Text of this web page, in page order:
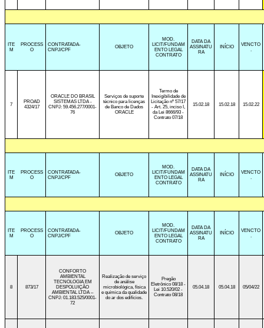
ITE
M
PROCESS
O
CONTRATADA-
CNPJ/CPF
OBJETO
MOD.
LICIT/FUNDAM
ENTO LEGAL
CONTRATO
DATA DA
ASSINATU
RA
INÍCIO
VENCTO
.
7
PROAD
4324/17
ORACLE DO BRASIL
SISTEMAS LTDA -
CNPJ: 59.456.277/0001-
76
Serviços de suporte
técnico para licenças
de Banco de Dados
ORACLE
Termo de
Inexigibilidade de
Licitação nº 57/17
- Art. 25, inciso I,
da Lei 8666/93 -
Contrato 07/18
15.02.18 15.02.18 15.02.22
ITE
M
PROCESS
O
CONTRATADA-
CNPJ/CPF
OBJETO
MOD.
LICIT/FUNDAM
ENTO LEGAL
CONTRATO
DATA DA
ASSINATU
RA
INÍCIO
VENCTO
.
ITE
M
PROCESS
O
CONTRATADA-
CNPJ/CPF
OBJETO
MOD.
LICIT/FUNDAM
ENTO LEGAL
CONTRATO
DATA DA
ASSINATU
RA
INÍCIO
VENCTO
.
8 873/17
CONFORTO
AMBIENTAL
TECNOLOGIA EM
DESPOLUIÇÃO
AMBIENTAL LTDA –
CNPJ: 01.183.525/0001-
72
Realização de serviço
de análise
microbiológica, física
e química da qualidade
do ar dos edifícios.
Pregão
Eletrônico 08/18 -
Lei 10.520/02 -
Contrato 08/18
05.04.18 05.04.18 05/04/22